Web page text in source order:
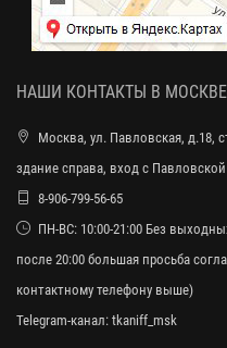
НАШИ КОНТАКТЫ В МОСКВЕ
Москва, ул. Павловская, д.18,
здание справа, вход с
8-906-799-56-65
ПН-ВС: 10:00-21:00 Без
после 20:00 большая просьба
контактному телефону выше)
Telegram-канал: tkaniff_msk